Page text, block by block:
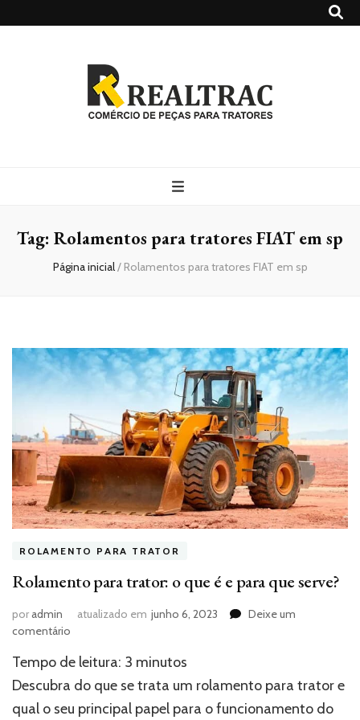
Tag: Rolamentos para tratores FIAT em sp
Página inicial/ Rolamentos para tratores FIAT em sp
ROLAMENTO PARA TRATOR
Rolamento para trator: o que é e para que serve?
poradmin atualizado em junho 6, 2023
Deixe um
comentário
para
trator:
que
Tempo de leitura: 3 minutos
Descubra do que se trata um rolamento para trator e
qual o seu principal papel para o funcionamento do